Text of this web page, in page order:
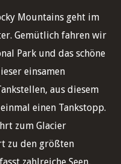
Mountains geht im
Gemütlich fahren wir
Park und das schöne
einsamen
aus diesem
einen Tankstopp.
zum Glacier
zu den größten
zahlreiche Seen,